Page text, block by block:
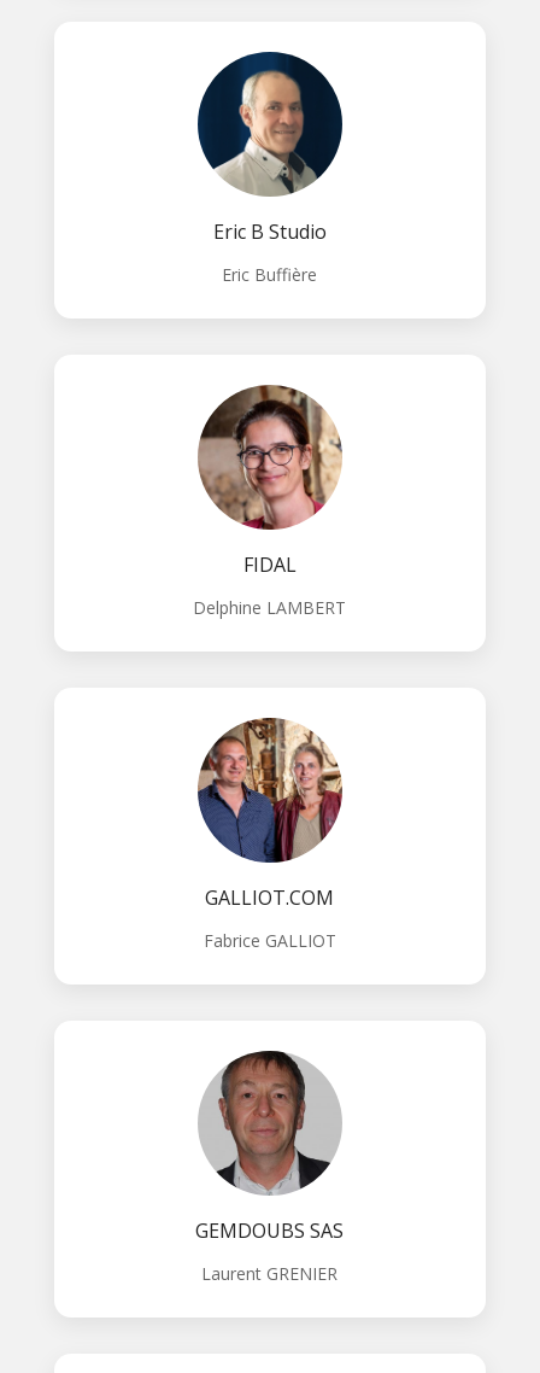
Eric B Studio
Eric Buffière
FIDAL
Delphine LAMBERT
GALLIOT.COM
Fabrice GALLIOT
GEMDOUBS SAS
Laurent GRENIER